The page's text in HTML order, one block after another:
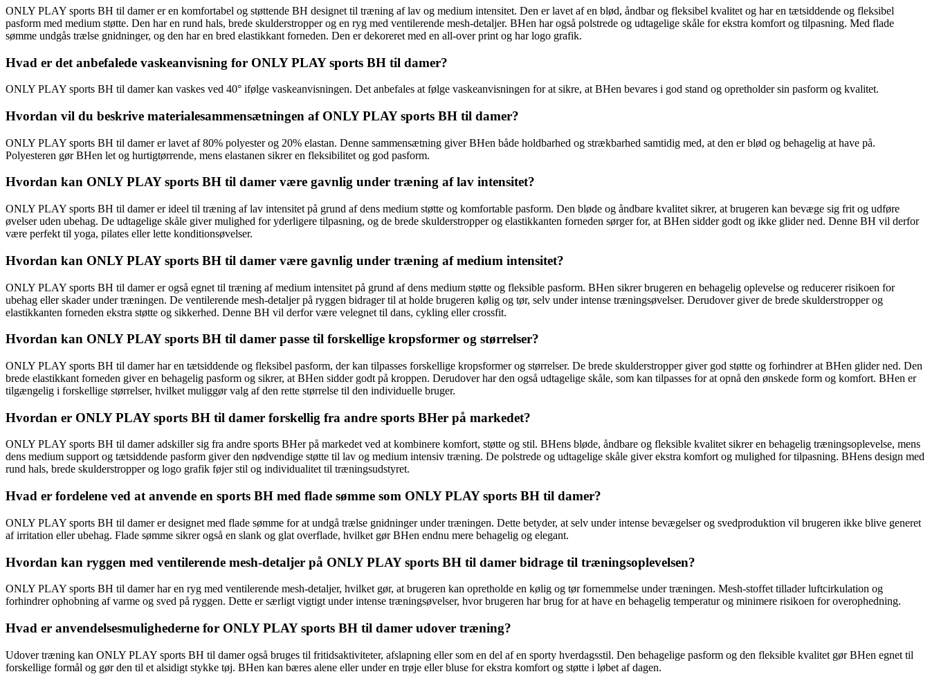
ONLY PLAY sports BH til damer er en komfortabel og støttende BH designet til træning af lav og medium intensitet. Den er lavet af en blød, åndbar og fleksibel kvalitet og har en tætsiddende og fleksibel
pasform med medium støtte. Den har en rund hals, brede skulderstropper og en ryg med ventilerende mesh-detaljer. BHen har også polstrede og udtagelige skåle for ekstra komfort og tilpasning. Med flade
sømme undgås trælse gnidninger, og den har en bred elastikkant forneden. Den er dekoreret med en all-over print og har logo grafik.
Hvad er det anbefalede vaskeanvisning for ONLY PLAY sports BH til damer?
ONLY PLAY sports BH til damer kan vaskes ved 40° ifølge vaskeanvisningen. Det anbefales at følge vaskeanvisningen for at sikre, at BHen bevares i god stand og opretholder sin pasform og kvalitet.
Hvordan vil du beskrive materialesammensætningen af ONLY PLAY sports BH til damer?
ONLY PLAY sports BH til damer er lavet af 80% polyester og 20% elastan. Denne sammensætning giver BHen både holdbarhed og strækbarhed samtidig med, at den er blød og behagelig at have på.
Polyesteren gør BHen let og hurtigtørrende, mens elastanen sikrer en fleksibilitet og god pasform.
Hvordan kan ONLY PLAY sports BH til damer være gavnlig under træning af lav intensitet?
ONLY PLAY sports BH til damer er ideel til træning af lav intensitet på grund af dens medium støtte og komfortable pasform. Den bløde og åndbare kvalitet sikrer, at brugeren kan bevæge sig frit og udføre
øvelser uden ubehag. De udtagelige skåle giver mulighed for yderligere tilpasning, og de brede skulderstropper og elastikkanten forneden sørger for, at BHen sidder godt og ikke glider ned. Denne BH vil derfor
være perfekt til yoga, pilates eller lette konditionsøvelser.
Hvordan kan ONLY PLAY sports BH til damer være gavnlig under træning af medium intensitet?
ONLY PLAY sports BH til damer er også egnet til træning af medium intensitet på grund af dens medium støtte og fleksible pasform. BHen sikrer brugeren en behagelig oplevelse og reducerer risikoen for
ubehag eller skader under træningen. De ventilerende mesh-detaljer på ryggen bidrager til at holde brugeren kølig og tør, selv under intense træningsøvelser. Derudover giver de brede skulderstropper og
elastikkanten forneden ekstra støtte og sikkerhed. Denne BH vil derfor være velegnet til dans, cykling eller crossfit.
Hvordan kan ONLY PLAY sports BH til damer passe til forskellige kropsformer og størrelser?
ONLY PLAY sports BH til damer har en tætsiddende og fleksibel pasform, der kan tilpasses forskellige kropsformer og størrelser. De brede skulderstropper giver god støtte og forhindrer at BHen glider ned. Den
brede elastikkant forneden giver en behagelig pasform og sikrer, at BHen sidder godt på kroppen. Derudover har den også udtagelige skåle, som kan tilpasses for at opnå den ønskede form og komfort. BHen er
tilgængelig i forskellige størrelser, hvilket muliggør valg af den rette størrelse til den individuelle bruger.
Hvordan er ONLY PLAY sports BH til damer forskellig fra andre sports BHer på markedet?
ONLY PLAY sports BH til damer adskiller sig fra andre sports BHer på markedet ved at kombinere komfort, støtte og stil. BHens bløde, åndbare og fleksible kvalitet sikrer en behagelig træningsoplevelse, mens
dens medium support og tætsiddende pasform giver den nødvendige støtte til lav og medium intensiv træning. De polstrede og udtagelige skåle giver ekstra komfort og mulighed for tilpasning. BHens design med
rund hals, brede skulderstropper og logo grafik føjer stil og individualitet til træningsudstyret.
Hvad er fordelene ved at anvende en sports BH med flade sømme som ONLY PLAY sports BH til damer?
ONLY PLAY sports BH til damer er designet med flade sømme for at undgå trælse gnidninger under træningen. Dette betyder, at selv under intense bevægelser og svedproduktion vil brugeren ikke blive generet
af irritation eller ubehag. Flade sømme sikrer også en slank og glat overflade, hvilket gør BHen endnu mere behagelig og elegant.
Hvordan kan ryggen med ventilerende mesh-detaljer på ONLY PLAY sports BH til damer bidrage til træningsoplevelsen?
ONLY PLAY sports BH til damer har en ryg med ventilerende mesh-detaljer, hvilket gør, at brugeren kan opretholde en kølig og tør fornemmelse under træningen. Mesh-stoffet tillader luftcirkulation og
forhindrer ophobning af varme og sved på ryggen. Dette er særligt vigtigt under intense træningsøvelser, hvor brugeren har brug for at have en behagelig temperatur og minimere risikoen for overophedning.
Hvad er anvendelsesmulighederne for ONLY PLAY sports BH til damer udover træning?
Udover træning kan ONLY PLAY sports BH til damer også bruges til fritidsaktiviteter, afslapning eller som en del af en sporty hverdagsstil. Den behagelige pasform og den fleksible kvalitet gør BHen egnet til
forskellige formål og gør den til et alsidigt stykke tøj. BHen kan bæres alene eller under en trøje eller bluse for ekstra komfort og støtte i løbet af dagen.